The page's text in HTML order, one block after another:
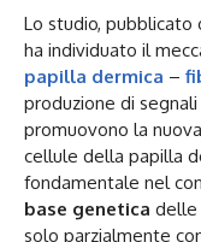
Lo studio, pubblicato
ha individuato il
papilla dermica –
produzione di
promuovono la
cellule della papilla
fondamentale nel
base genetica delle
solo parzialmente